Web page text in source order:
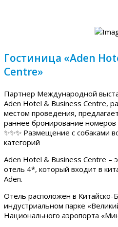
Гостиница «Aden
Centre»
Партнер Международной
Aden Hotel & Business Centre,
местом проведения,
раннее бронирование номеров
✨✨✨ Размещение с собаками
категорий
Aden Hotel & Business Centre –
отель 4*, который входит в
Aden.
Отель расположен в Китайско-
индустриальном парке
Национального аэропорта